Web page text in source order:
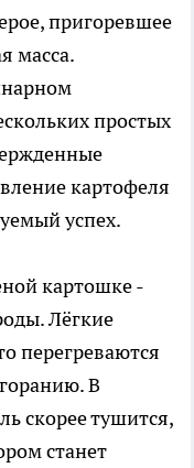
пригоревшее
масса.
простых
картофеля
успех.
картошке -
Лёгкие
перегреваются
В
скорее тушится,
станет